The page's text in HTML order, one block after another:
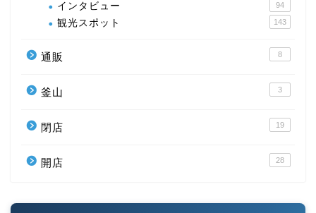
インタビュー 94
観光スポット 143
通販 8
釜山 3
閉店 19
開店 28